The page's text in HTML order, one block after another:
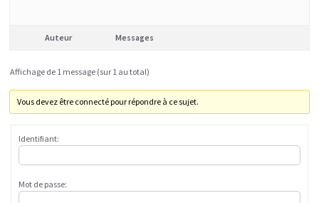
Auteur Messages
Affichage de 1 message (sur 1 au total)
Vous devez être connecté pour répondre à ce sujet.
Identifiant:
Mot de passe: